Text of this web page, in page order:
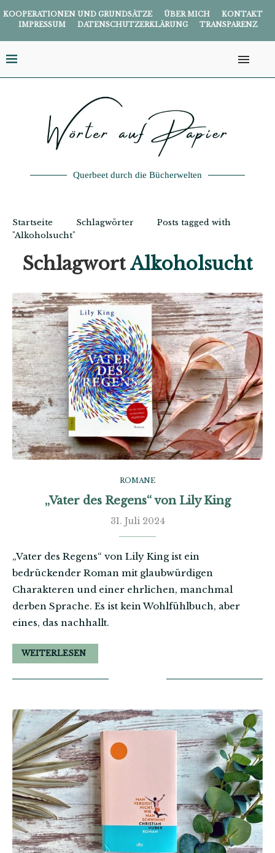
KOOPERATIONEN UND GRUNDSÄTZE ÜBER MICH
KONTAKT
IMPRESSUM
DATENSCHUTZERKLÄRUNG TRANSPARENZ
Querbeet durch die Bücherwelten
Startseite Schlagwörter
Posts tagged with
"Alkoholsucht"
SchlagwortAlkoholsucht
ROMANE
„Vater des Regens“ von Lily King
31. Juli 2024
„Vater des Regens“ von Lily King ist ein
bedrückender Roman mit glaubwürdigen
Charakteren und einer ehrlichen, manchmal
derben Sprache. Es ist kein Wohlfühlbuch, aber
eines, das nachhallt.
WEITERLESEN